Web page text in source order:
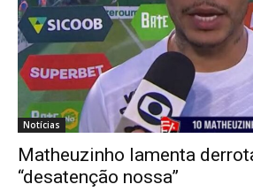
Notícias
Matheuzinho lamenta
“desatenção nossa”